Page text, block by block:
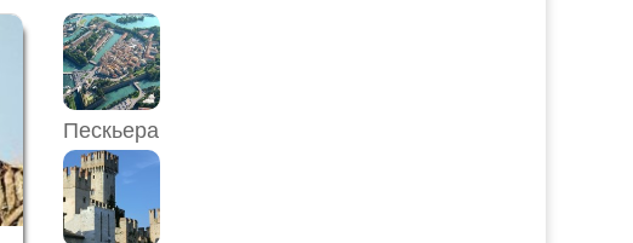
Пескьера